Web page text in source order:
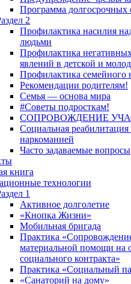
Программа долгосрочных
2
Профилактика насилия
людьми
Профилактика
явлений в детской и
Профилактика семейного
Рекомендации родителям!
Семья — основа мира
#Советы подросткам!
СОПРОВОЖДЕНИЕ
Социальная
наркоманией
Часто задаваемые вопросы
книга
технологии
1
Активное долголетие
«Кнопка Жизни»
Мобильная бригада
Практика
материальной помощи на
социального контракта»
Практика «Социальный
«Санаторий на дому»